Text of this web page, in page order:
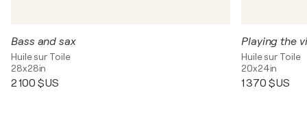
Bass and sax
Huile sur Toile
28x28in
2 100 $US
Playing the
Huile sur Toile
20x24in
1 370 $US